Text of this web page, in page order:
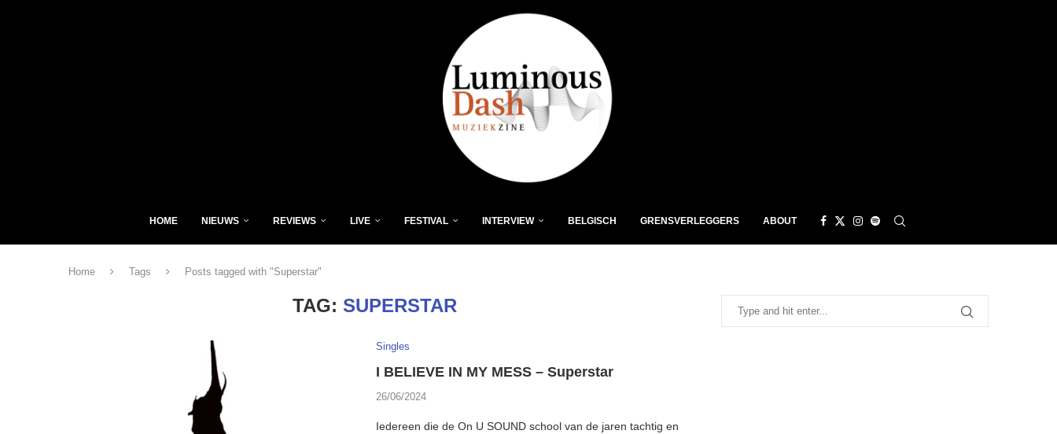
HOME NIEUWS REVIEWS LIVE FESTIVAL INTERVIEW BELGISCH GRENSVERLEGGERS ABOUT
Home Tags Posts tagged with "Superstar"
TAG: SUPERSTAR
Singles
I BELIEVE IN MY MESS – Superstar
26/06/2024
Iedereen die de On U SOUND school van de jaren tachtig en